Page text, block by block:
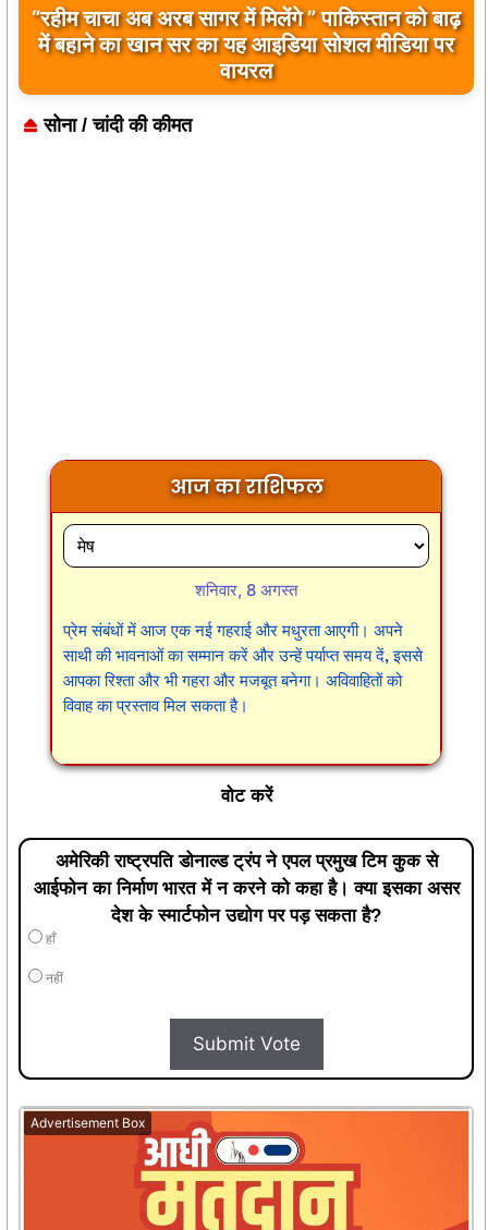
“रहीम चाचा अब अरब सागर में मिलेंगे ” पाकिस्तान को बाढ़
में बहाने का खान सर का यह आइडिया सोशल मीडिया पर
वायरल
बिलावल भुट्टो द्वारा सिंधु नदी और भारत को लेकर दिए गए
बयान पर भारत के केंद्रीय मंत्रियों की कड़ी प्रतिक्रिया
सोना / चांदी की कीमत
आज का राशिफल
शनिवार, 8 अगस्त
प्रेम संबंधों में आज एक नई गहराई और मधुरता आएगी। अपने
साथी की भावनाओं का सम्मान करें और उन्हें पर्याप्त समय दें, इससे
आपका रिश्ता और भी गहरा और मजबूत बनेगा। अविवाहितों को
विवाह का प्रस्ताव मिल सकता है।
वोट करें
अमेरिकी राष्ट्रपति डोनाल्ड ट्रंप ने एपल प्रमुख टिम कुक से
आईफोन का निर्माण भारत में न करने को कहा है। क्या इसका असर
देश के स्मार्टफोन उद्योग पर पड़ सकता है?
हाँ
नहीं
Submit Vote
Advertisement Box